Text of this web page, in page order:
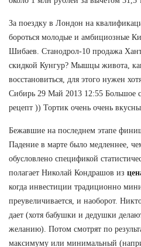
За поездку в Лондон на
бороться молодые и амбициозные
Шибаев. Станодрол-10 продажа
скидкой Кунгур? Мышцы живота,
восстановиться, для этого нужен
Сибирь 29 Май 2013 12:55 Большое
рецепт )) Тортик очень очень
Бежавшие на последнем этапе
Падение в марте было медленнее,
обусловлено спецификой
полагает Николай Кондрашов из
когда инвестиции традиционно
преувеличивается, и наоборот.
дает (хотя бабушки и дедушки
желанию). Потом смотрят по
максимуму или минимальный